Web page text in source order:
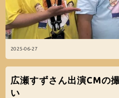
2025-06-27
広瀬すずさん出演CMの
い